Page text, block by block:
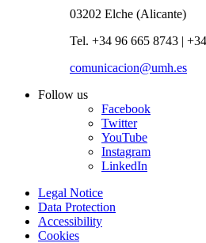
03202 Elche (Alicante)
Tel. +34 96 665 8743 |
comunicacion@umh.es
Follow us
Facebook
Twitter
YouTube
Instagram
LinkedIn
Legal Notice
Data Protection
Accessibility
Cookies